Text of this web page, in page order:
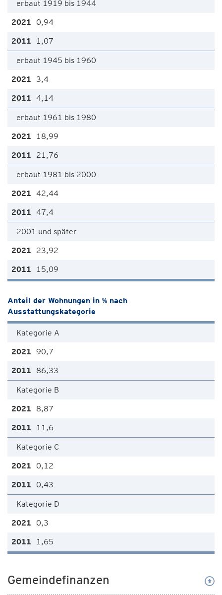
erbaut 1919 bis 1944
0,94
1,07
erbaut 1945 bis 1960
3,4
4,14
erbaut 1961 bis 1980
18,99
21,76
erbaut 1981 bis 2000
42,44
47,4
2001 und später
23,92
15,09
Anteil der Wohnungen in % nach
Ausstattungskategorie
Kategorie A
90,7
86,33
Kategorie B
8,87
11,6
Kategorie C
0,12
0,43
Kategorie D
0,3
1,65
Gemeindefinanzen